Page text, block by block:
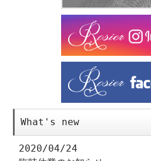
What's new
2020/04/24